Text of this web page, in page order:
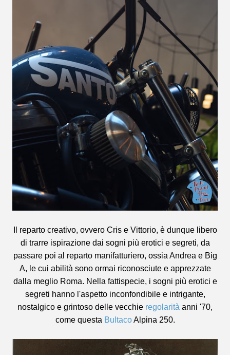
Il reparto creativo, ovvero Cris e Vittorio, è dunque libero
di trarre ispirazione dai sogni più erotici e segreti, da
passare poi al reparto manifatturiero, ossia Andrea e Big
A, le cui abilità sono ormai riconosciute e apprezzate
dalla meglio Roma. Nella fattispecie, i sogni più erotici e
segreti hanno l'aspetto inconfondibile e intrigante,
nostalgico e grintoso delle vecchie regolarità anni '70,
come questa BultacoAlpina 250.